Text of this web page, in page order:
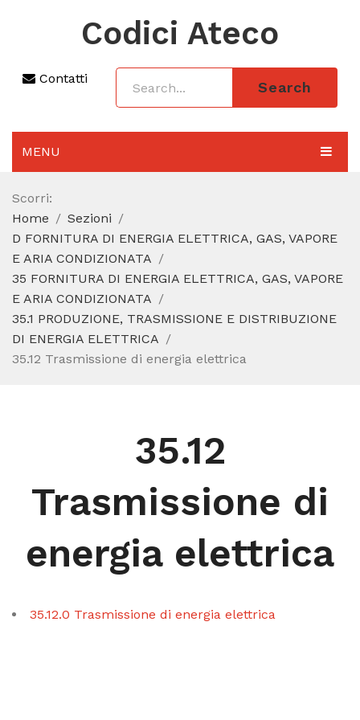
Codici Ateco
Contatti
Search
MENU
AGGIORNAMENTO 2025
SEZIONI
CODICE ATECO A COSA SERVE
CODICE FISCALE
Scorri:
Home
Sezioni
D FORNITURA DI ENERGIA ELETTRICA, GAS, VAPORE
E ARIA CONDIZIONATA
35 FORNITURA DI ENERGIA ELETTRICA, GAS, VAPORE
E ARIA CONDIZIONATA
35.1 PRODUZIONE, TRASMISSIONE E DISTRIBUZIONE
DI ENERGIA ELETTRICA
35.12 Trasmissione di energia elettrica
35.12
Trasmissione di
energia elettrica
35.12.0 Trasmissione di energia elettrica